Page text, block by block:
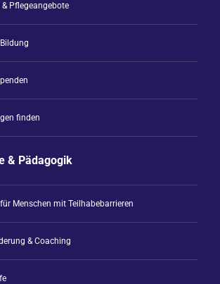
& Pflegeangebote
finden
& Pädagogik
Menschen mit Teilhabebarrieren
& Coaching